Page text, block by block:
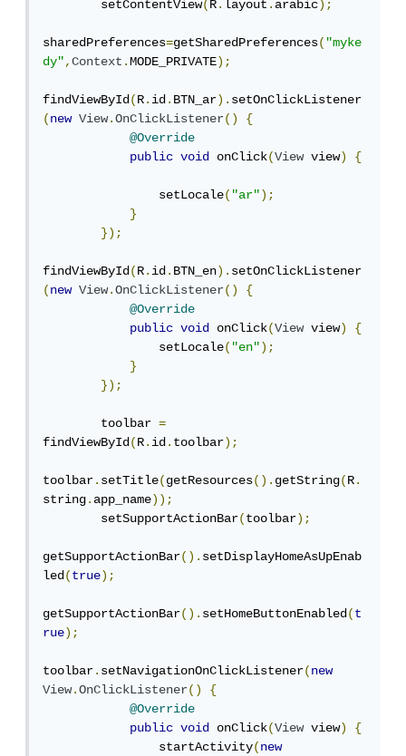
        setContentView
(R.layout.arabic);
sharedPreferences=getSharedPreferences("myke
dy",Context.MODE_PRIVATE);
findViewById(R.id.BTN_ar).setOnClickListener
(new View.OnClickListener()
{
@Override
public
void onClick(View view) {
                setLocale
("ar");
}
});
findViewById(R.id.BTN_en).setOnClickListener
(new View.OnClickListener()
{
@Override
public
void onClick(View view)
{
                setLocale
("en");
}
});
        toolbar
=
findViewById(R.id.toolbar);
toolbar.setTitle(getResources().getString(R.
string.app_name));
        setSupportActionBar
(toolbar);
getSupportActionBar().setDisplayHomeAsUpEnab
led(true);
getSupportActionBar().setHomeButtonEnabled(t
rue);
toolbar.setNavigationOnClickListener(new
View.OnClickListener()
{
@Override
public
void onClick(View view)
{
                startActivity
(new